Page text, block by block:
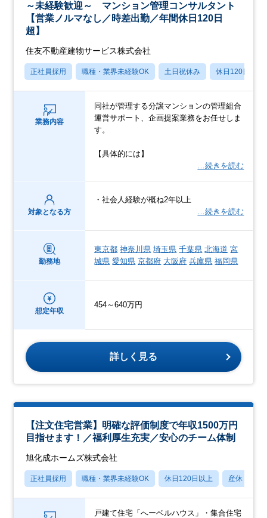
～未経験歓迎～ マンション管理コンサルタント
【営業ノルマなし／時差出勤／年間休日120日
超】
住友不動産建物サービス株式会社
正社員採用 職種・業界未経験OK 土日祝休み 休日120日以上
業務内容
同社が管理する分譲マンションの管理組合
運営サポート、企画提案業務をお任せしま
す。
【具体的には】
…続きを読む
対象となる方
・社会人経験が概ね2年以上
…続きを読む
勤務地
東京都 神奈川県 埼玉県 千葉県 北海道 宮
城県 愛知県 京都府 大阪府 兵庫県 福岡県
想定年収
454～640万円
詳しく見る
【注文住宅営業】明確な評価制度で年収1500万円
目指せます！／福利厚生充実／安心のチーム体制
旭化成ホームズ株式会社
正社員採用 職種・業界未経験OK 休日120日以上 産休・育休
戸建て住宅「へーベルハウス」・集合住宅